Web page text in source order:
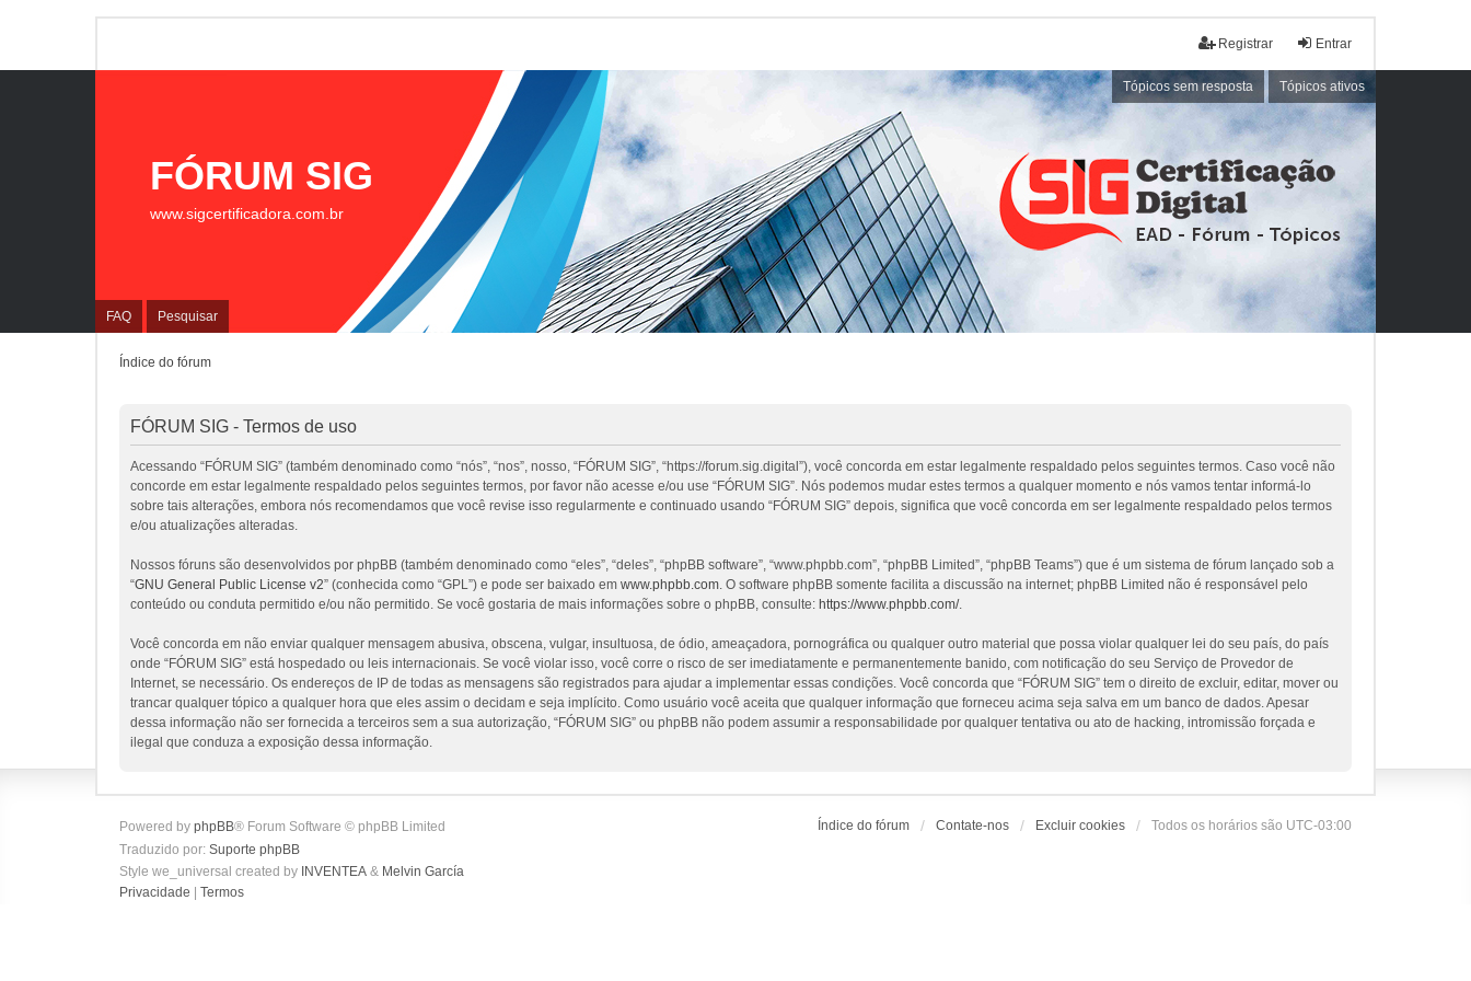
Entrar
Registrar
Tópicos sem resposta Tópicos ativos
FAQ Pesquisar
FÓRUM SIG
www.sigcertificadora.com.br
Índice do fórum
FÓRUM SIG - Termos de uso
Acessando “FÓRUM SIG” (também denominado como “nós”, “nos”, nosso, “FÓRUM SIG”, “https://forum.sig.digital”), você concorda em estar legalmente respaldado pelos seguintes termos. Caso você não
concorde em estar legalmente respaldado pelos seguintes termos, por favor não acesse e/ou use “FÓRUM SIG”. Nós podemos mudar estes termos a qualquer momento e nós vamos tentar informá-lo
sobre tais alterações, embora nós recomendamos que você revise isso regularmente e continuado usando “FÓRUM SIG” depois, significa que você concorda em ser legalmente respaldado pelos termos
e/ou atualizações alteradas.
Nossos fóruns são desenvolvidos por phpBB (também denominado como “eles”, “deles”, “phpBB software”, “www.phpbb.com”, “phpBB Limited”, “phpBB Teams”) que é um sistema de fórum lançado sob a
“GNU General Public License v2” (conhecida como “GPL”) e pode ser baixado em www.phpbb.com. O software phpBB somente facilita a discussão na internet; phpBB Limited não é responsável pelo
conteúdo ou conduta permitido e/ou não permitido. Se você gostaria de mais informações sobre o phpBB, consulte: https://www.phpbb.com/.
Você concorda em não enviar qualquer mensagem abusiva, obscena, vulgar, insultuosa, de ódio, ameaçadora, pornográfica ou qualquer outro material que possa violar qualquer lei do seu país, do país
onde “FÓRUM SIG” está hospedado ou leis internacionais. Se você violar isso, você corre o risco de ser imediatamente e permanentemente banido, com notificação do seu Serviço de Provedor de
Internet, se necessário. Os endereços de IP de todas as mensagens são registrados para ajudar a implementar essas condições. Você concorda que “FÓRUM SIG” tem o direito de excluir, editar, mover ou
trancar qualquer tópico a qualquer hora que eles assim o decidam e seja implícito. Como usuário você aceita que qualquer informação que forneceu acima seja salva em um banco de dados. Apesar
dessa informação não ser fornecida a terceiros sem a sua autorização, “FÓRUM SIG” ou phpBB não podem assumir a responsabilidade por qualquer tentativa ou ato de hacking, intromissão forçada e
ilegal que conduza a exposição dessa informação.
Índice do fórum Contate-nos Excluir cookies Todos os horários são UTC-03:00
Powered by phpBB® Forum Software © phpBB Limited
Traduzido por: Suporte phpBB
Style we_universal created by INVENTEA & Melvin García
Privacidade
Termos